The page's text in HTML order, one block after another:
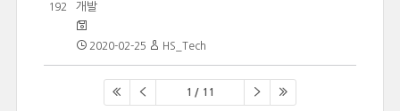
192
개발
2020-02-25 HS_Tech
1 / 11